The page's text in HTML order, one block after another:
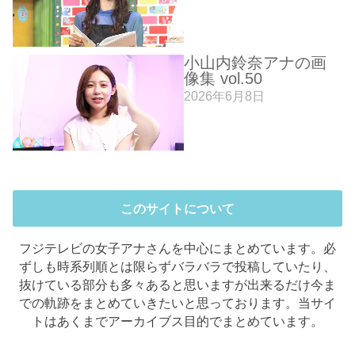
小山内鈴奈アナの画
像集 vol.50
2026年6月8日
このサイトについて
フジテレビの女子アナさんを中心にまとめています。必
ずしも時系列順とは限らずバラバラで投稿していたり、
抜けている部分も多々あると思いますが出来るだけ今ま
での軌跡をまとめていきたいと思っております。当サイ
トはあくまでアーカイブス目的でまとめています。